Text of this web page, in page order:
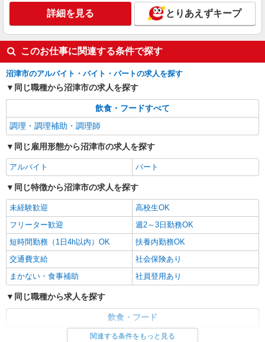
キッチン・ホールスタッフ
時給1200円〜 ☆22時以降は時給25％UP（深夜
静岡県沼津市岡一色４７１－３
キープ 詳細を見る
アルバイト パート
びっくりドンキー 沼津学園通り店
びっくりドンキーのキッチンスタッフ
1,150円 深夜（22時以降 年少者不可）時給1,437
円 ☆土日祝日手当：時給＋100円 ☆12月31日〜1
月3日まで年末年始手当有（時給アップ）
びっくりドンキー 沼津学園通り店 静岡県沼
津市杉崎町13-46
キープ 詳細を見る
アルバイト パート
びっくりドンキー 駿河湾沼津サービスエリア下り店
びっくりドンキーのキッチンスタッフ
時給1,150円 18歳未満（高校生含む）時給
1,150円 深夜（22時以降 年少者不可）時給1,437
給＋200円 ☆12月31日〜1月3日まで年末年始手当
有（時給アップ）
びっくりドンキー 駿河湾沼津サービスエリア
下り店 静岡県沼津市根古屋 919-1
キープ 詳細を見る
詳細を見る とりあえずキープ
このお仕事に関連する条件で探す
沼津市のアルバイト・バイト・パートの求人を探す
同じ職種から沼津市の求人を探す
飲食・フードすべて
調理・調理補助・調理師
同じ雇用形態から沼津市の求人を探す
アルバイト パート
同じ特徴から沼津市の求人を探す
未経験歓迎
高校生OK
フリーター歓迎
週2～3日勤務OK
短時間勤務（1日4h以内）OK
扶養内勤務OK
交通費支給
社会保険あり
まかない・食事補助
社員登用あり
同じ職種から求人を探す
飲食・フード
調理・調理補助・調理師関連する条件をもっと見る